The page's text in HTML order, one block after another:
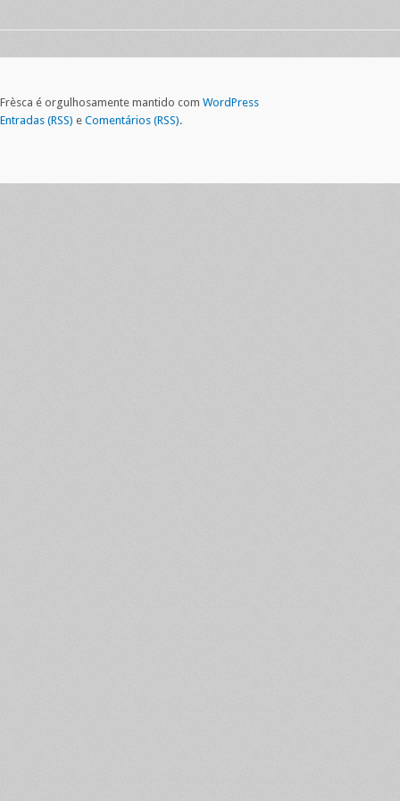
Frèsca é orgulhosamente mantido com WordPress
Entradas (RSS) e Comentários (RSS).